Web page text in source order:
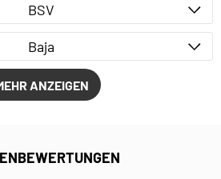
BSV
Baja
ANZEIGEN